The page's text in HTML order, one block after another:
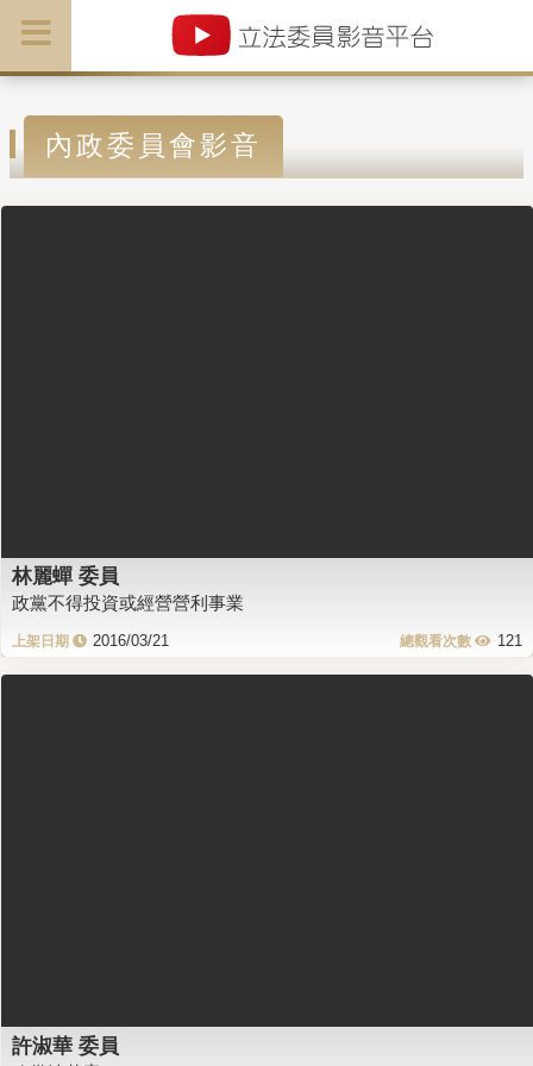
內政委員會影音
林麗蟬 委員
政黨不得投資或經營營利事業
2016/03/21 121
許淑華 委員